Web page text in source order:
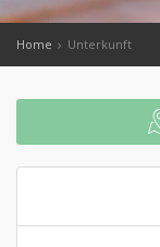
Home Unterkunft